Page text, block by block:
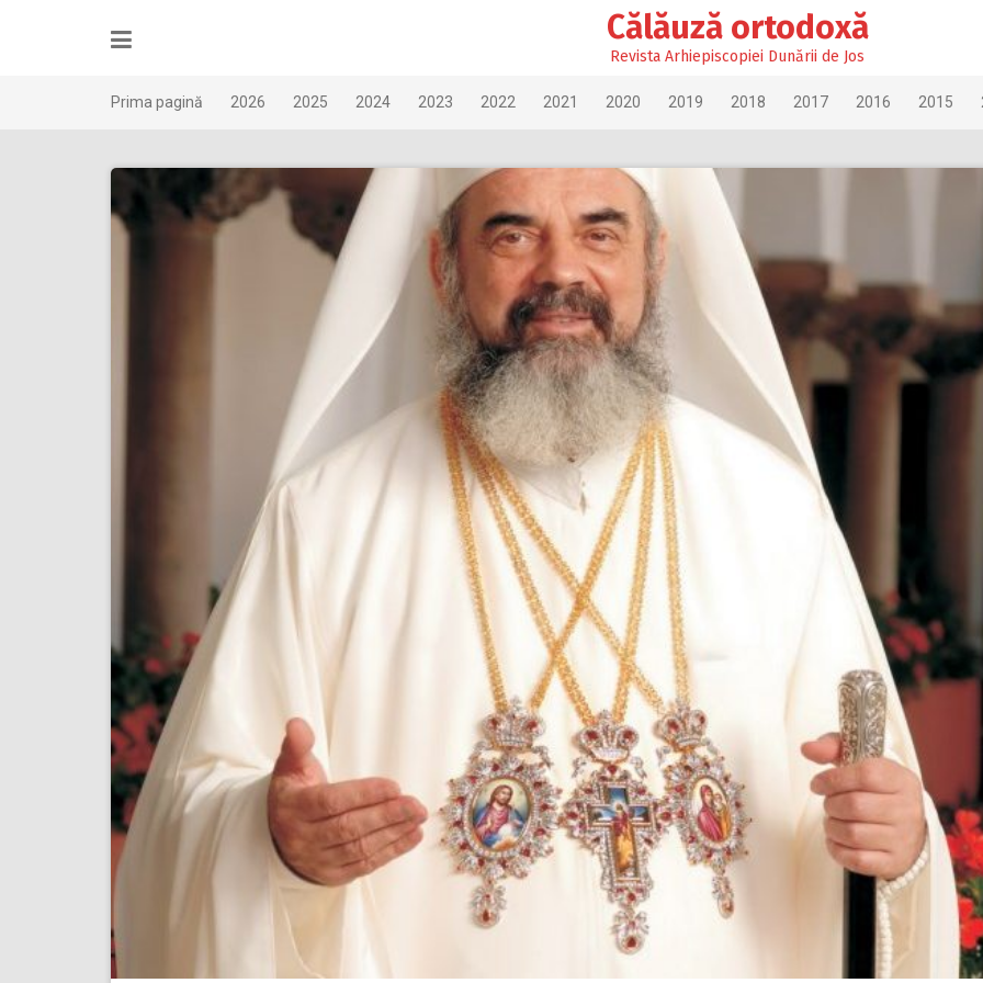
Călăuză ortodoxă
Revista Arhiepiscopiei Dunării de Jos
Prima pagină 2026 2025 2024 2023 2022 2021 2020 2019 2018 2017 2016 2015